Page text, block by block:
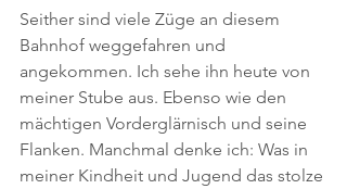
Seither sind viele Züge an diesem
Bahnhof weggefahren und
angekommen. Ich sehe ihn heute von
meiner Stube aus. Ebenso wie den
mächtigen Vorderglärnisch und seine
Flanken. Manchmal denke ich: Was in
meiner Kindheit und Jugend das stolze